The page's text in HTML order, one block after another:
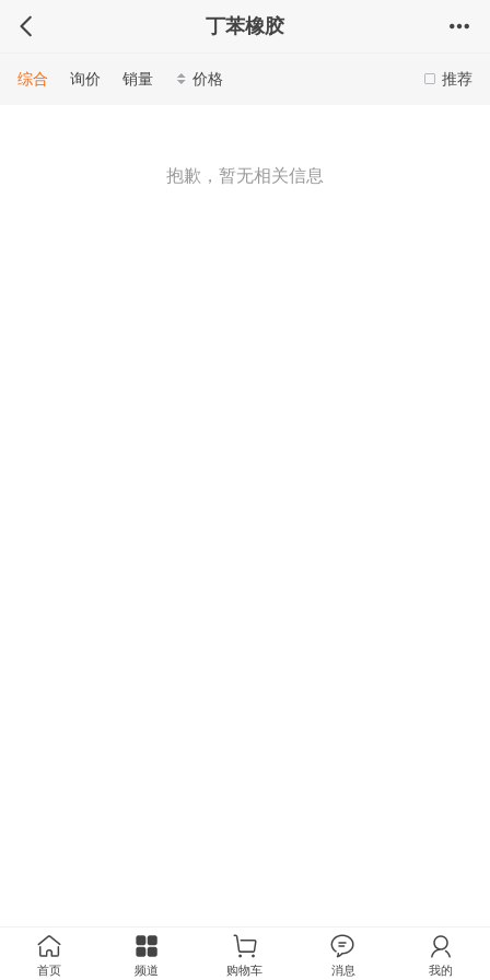
丁苯橡胶
推荐
综合 询价 销量 价格
抱歉，暂无相关信息
首页 频道 购物车 消息 我的